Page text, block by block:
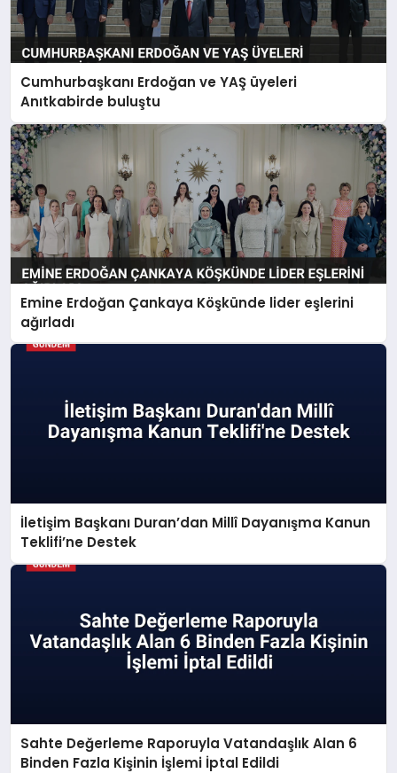
Cumhurbaşkanı Erdoğan ve YAŞ üyeleri
Anıtkabirde buluştu
Emine Erdoğan Çankaya Köşkünde lider eşlerini
ağırladı
İletişim Başkanı Duran’dan Millî Dayanışma Kanun
Teklifi’ne Destek
Sahte Değerleme Raporuyla Vatandaşlık Alan 6
Binden Fazla Kişinin İşlemi İptal Edildi